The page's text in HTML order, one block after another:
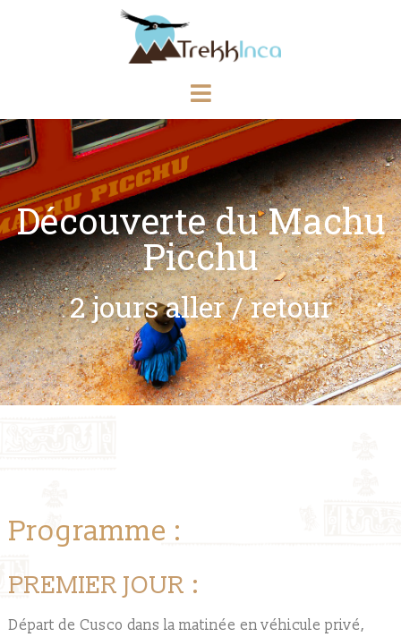
Découverte du Machu
Picchu
2 jours aller / retour
Programme :
PREMIER JOUR :
Départ de Cusco dans la matinée en véhicule privé,